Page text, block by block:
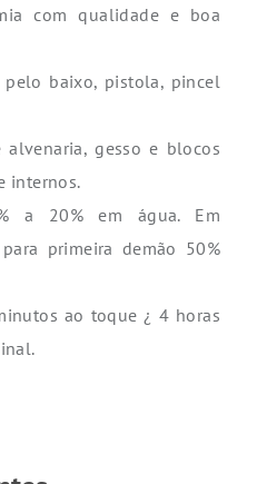
com qualidade e boa
baixo, pistola, pincel
alvenaria, gesso e blocos
internos.
a 20% em água. Em
primeira demão 50%
ao toque ¿ 4 horas